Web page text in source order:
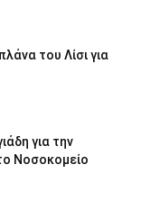
του Λίσι για
για την
Νοσοκομείο